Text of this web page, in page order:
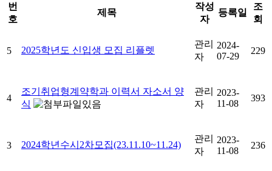
번
호
제목
작성
자
등록일
조
회
5 2025학년도 신입생 모집 리플렛
관리
자
2024-
07-29
229
4
조기취업형계약학과 이력서 자소서 양
식
관리
자
2023-
11-08
393
3 2024학년수시2차모집(23.11.10~11.24)
관리
자
2023-
11-08
236